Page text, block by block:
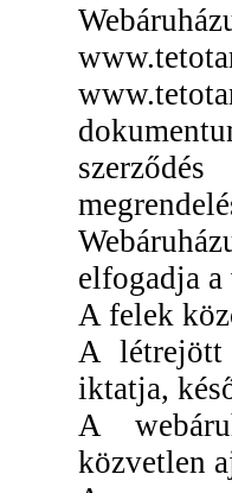
elfogadja
A felek
A létrejött
iktatja,
A
közvetlen